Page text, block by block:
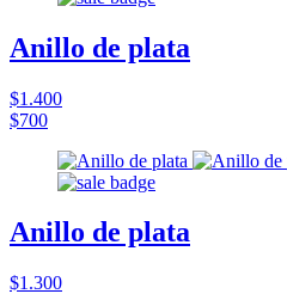
Anillo de plata
$1.400
$700
Anillo de plata
$1.300